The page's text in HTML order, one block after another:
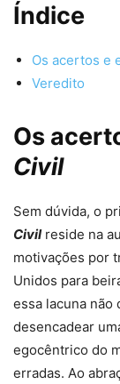
Índice
Os acertos e
Veredito
Os
Civil
Sem dúvida, o
Civilreside na
motivações por
Unidos para
essa lacuna não
desencadear
egocêntrico do
erradas. Ao